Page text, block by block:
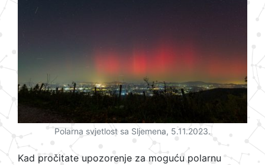
Polarna svjetlost sa Sljemena, 5.11.2023.
Kad pročitate upozorenje za moguću polarnu